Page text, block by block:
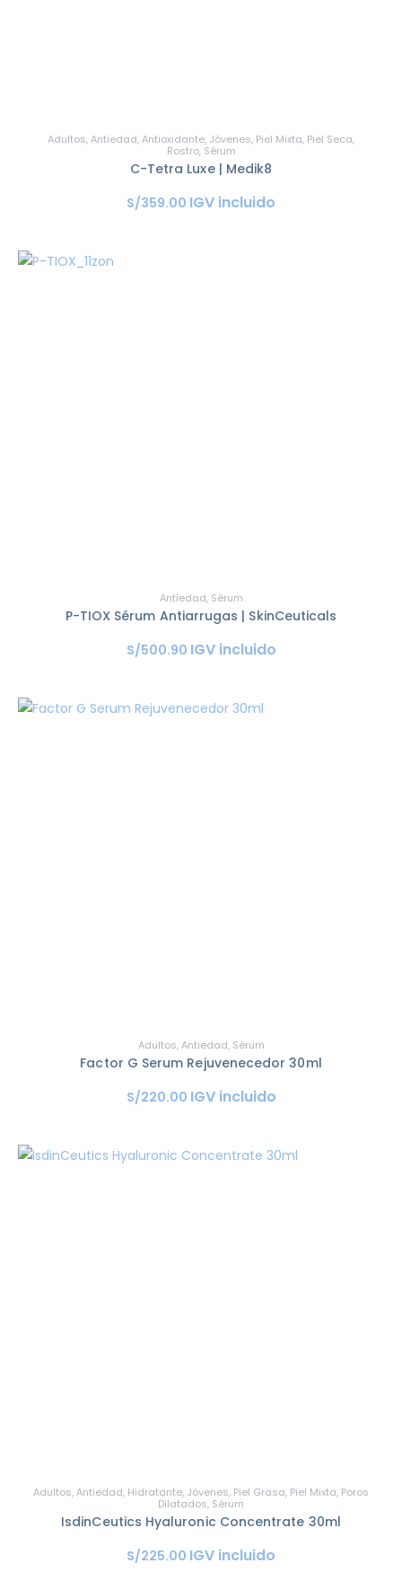
Adultos,Antiedad,Antioxidante, Jóvenes, Piel Mixta, Piel Seca,
Rostro, Sérum
C-Tetra Luxe | Medik8
S/359.00 IGV incluido
Antiedad, Sérum
P-TIOX Sérum Antiarrugas | SkinCeuticals
S/500.90 IGV incluido
Adultos,Antiedad, Sérum
Factor G Serum Rejuvenecedor 30ml
S/220.00 IGV incluido
Adultos,Antiedad, Hidratante, Jóvenes, Piel Grasa, Piel Mixta, Poros
Dilatados, Sérum
IsdinCeutics Hyaluronic Concentrate 30ml
S/225.00 IGV incluido